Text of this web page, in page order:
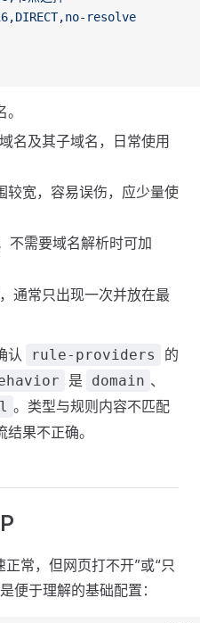
resolve
名及其子域名，日常使用
较宽，容易误伤，应少量使
不需要域名解析时可加
通常只出现一次并放在最
认 rule-providers
的
是 domain 、
。类型与规则内容不匹配
果不正确。
常，但网页打不开”或“只
便于理解的基础配置：